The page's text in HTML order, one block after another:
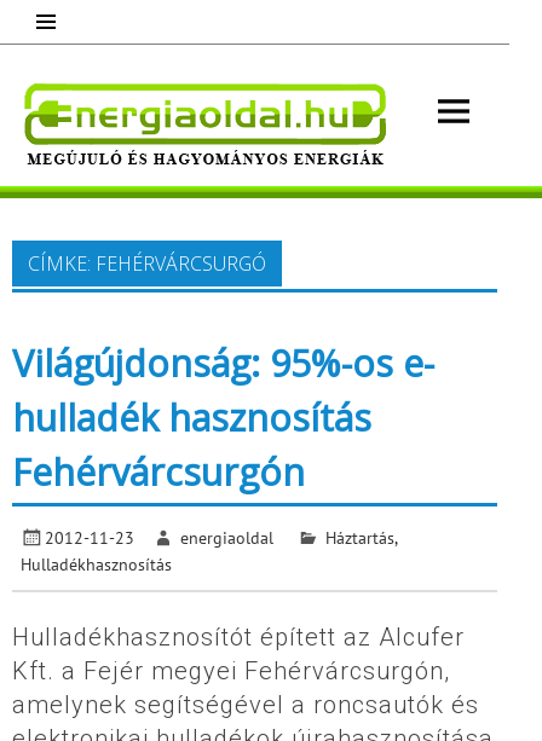
content
Megújuló és hagyományos energiák.
Minden, ami energia!
CÍMKE: FEHÉRVÁRCSURGÓ
Világújdonság: 95%-os e-
hulladék hasznosítás
Fehérvárcsurgón
2012-11-23 energiaoldal Háztartás,
Hulladékhasznosítás
Hulladékhasznosítót épített az Alcufer
Kft. a Fejér megyei Fehérvárcsurgón,
amelynek segítségével a roncsautók és